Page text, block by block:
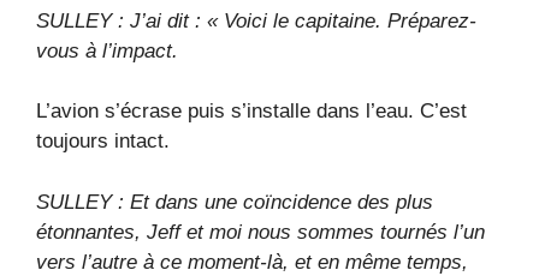
SULLEY : J’ai dit : « Voici le capitaine. Préparez-
vous à l’impact.
L’avion s’écrase puis s’installe dans l’eau. C’est
toujours intact.
SULLEY : Et dans une coïncidence des plus
étonnantes, Jeff et moi nous sommes tournés l’un
vers l’autre à ce moment-là, et en même temps,